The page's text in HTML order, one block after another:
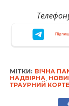
МІТКИ: ВІЧНА
НАДВІРНА,
ТРАУРНИЙ